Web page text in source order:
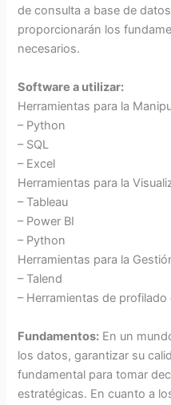
de consulta a base de
proporcionarán los
necesarios.
Software a utilizar:
Herramientas para la
– Python
– SQL
– Excel
Herramientas para la
– Tableau
– Power BI
– Python
Herramientas para la
– Talend
– Herramientas de profilado
Fundamentos: En un
los datos, garantizar su
fundamental para tomar
estratégicas. En cuanto a